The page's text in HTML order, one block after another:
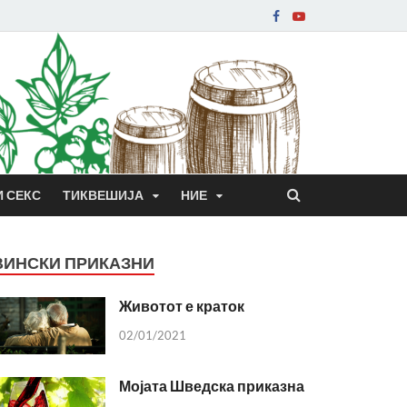
СЕКС ТИКВЕШИЈА НИЕ
ПРИКАЗНИ
Животот е краток
02/01/2021
Мојата Шведска приказна